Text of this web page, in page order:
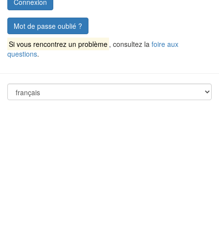
Mot de passe oublié ?
Si vous rencontrez un problème , consultez la foire aux
questions.